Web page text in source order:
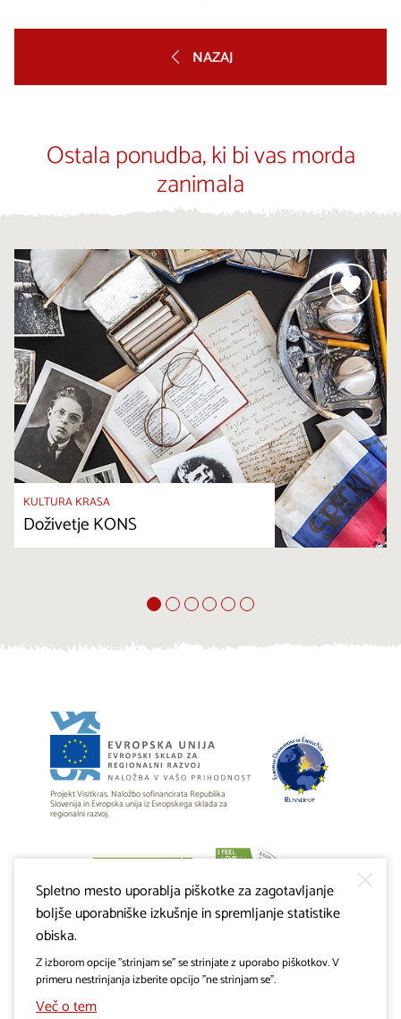
NAZAJ
Ostala ponudba, ki bi vas morda
zanimala
KULTURA KRASA
Doživetje KONS
Projekt Visitkras. Naložbo sofinancirata Republika
Slovenija in Evropska unija iz Evropskega sklada za
regionalni razvoj.
Spletno mesto uporablja piškotke za zagotavljanje
boljše uporabniške izkušnje in spremljanje statistike
obiska.
Z izborom opcije "strinjam se" se strinjate z uporabo piškotkov. V
primeru nestrinjanja izberite opcijo "ne strinjam se".
Več o tem